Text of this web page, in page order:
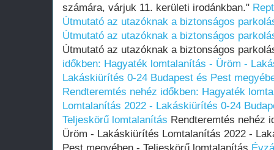
számára, várjuk 11. kerületi irodánkban."
Útmutató az utazóknak a biztonságos
Útmutató az utazóknak a biztonságos
Útmutató az utazóknak a biztonságos
időkben: Hagyaték lomtalanítás - Üröm -
Lakáskiürítés 0-24 Budapest és Pest
Rendteremtés nehéz időkben: Hagyaték
Lomtalanítás‎ 2022 - Lakáskiürítés 0-24
Teljeskörű lomtalanítás Rendteremtés nehéz
Üröm - Lakáskiürítés Lomtalanítás‎ 2022 -